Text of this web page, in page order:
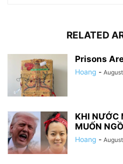
RELATED
Prisons
Hoang -
KHI NƯỚC
MUỐN
Hoang -